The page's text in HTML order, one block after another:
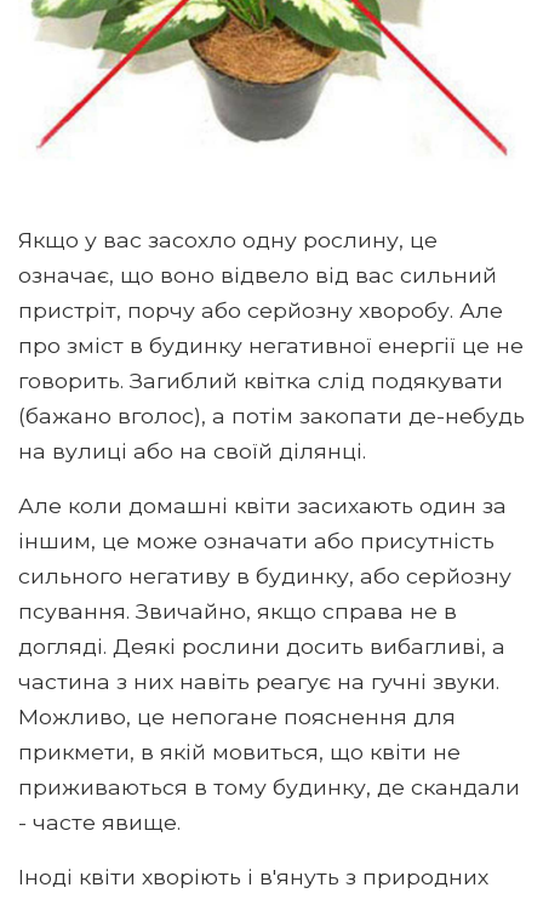
Якщо у вас засохло одну рослину, це
означає, що воно відвело від вас сильний
пристріт, порчу або серйозну хворобу. Але
про зміст в будинку негативної енергії це не
говорить. Загиблий квітка слід подякувати
(бажано вголос), а потім закопати де-небудь
на вулиці або на своїй ділянці.
Але коли домашні квіти засихають один за
іншим, це може означати або присутність
сильного негативу в будинку, або серйозну
псування. Звичайно, якщо справа не в
догляді. Деякі рослини досить вибагливі, а
частина з них навіть реагує на гучні звуки.
Можливо, це непогане пояснення для
прикмети, в якій мовиться, що квіти не
приживаються в тому будинку, де скандали
- часте явище.
Іноді квіти хворіють і в'януть з природних